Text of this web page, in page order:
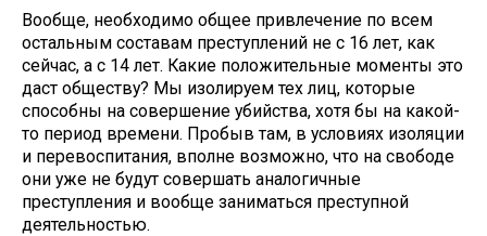
Вообще, необходимо общее привлечение по всем
остальным составам преступлений не с 16 лет, как
сейчас, а с 14 лет. Какие положительные моменты это
даст обществу? Мы изолируем тех лиц, которые
способны на совершение убийства, хотя бы на какой-
то период времени. Пробыв там, в условиях изоляции
и перевоспитания, вполне возможно, что на свободе
они уже не будут совершать аналогичные
преступления и вообще заниматься преступной
деятельностью.